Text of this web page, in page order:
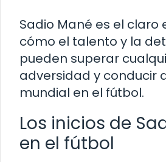
Sadio Mané es el claro
cómo el talento y la
pueden superar
adversidad y conducir
mundial en el fútbol.
Los inicios de
en el fútbol